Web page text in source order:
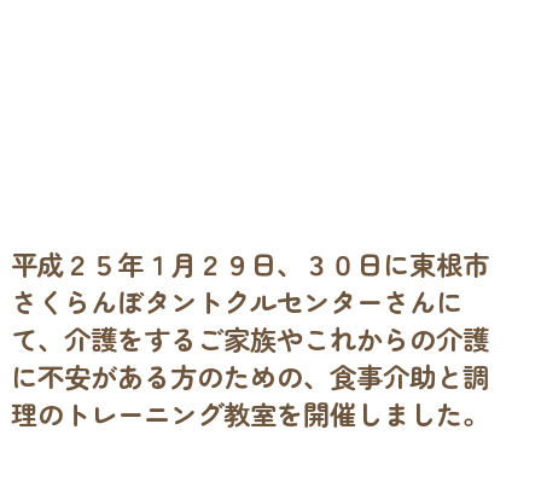
平成２５年１月２９日、３０日に東根市
さくらんぼタントクルセンターさんに
て、介護をするご家族やこれからの介護
に不安がある方のための、食事介助と調
理のトレーニング教室を開催しました。